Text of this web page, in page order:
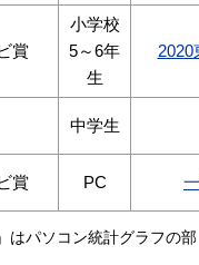
賞
小学校
5～6年
生
2020
中学生
賞 PC
はパソコン統計グラフの部